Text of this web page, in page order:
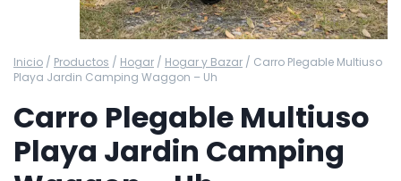
Inicio / Productos / Hogar / Hogar y Bazar / Carro Plegable Multiuso
Playa Jardin Camping Waggon – Uh
Carro Plegable Multiuso
Playa Jardin Camping